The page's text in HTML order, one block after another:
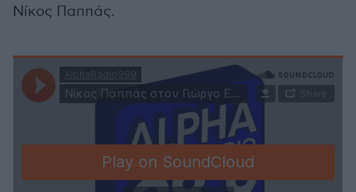
Νίκος Παππάς.